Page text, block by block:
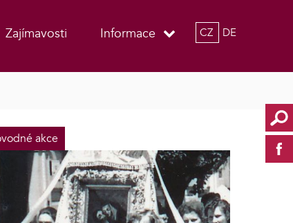
Zajímavosti Informace CZ DE
akce